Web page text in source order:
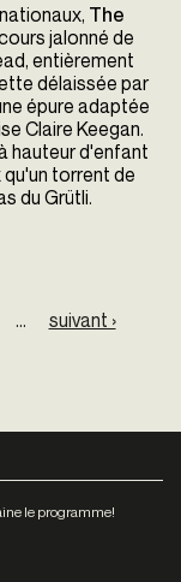
The
jalonné de
entièrement
délaissée par
épure adaptée
Claire Keegan.
hauteur d'enfant
torrent de
du Grütli.
…
suivant ›
le programme!